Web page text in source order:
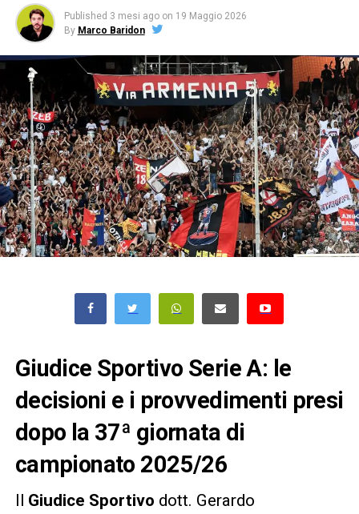
Published 3 mesi ago on 19 Maggio 2026
By Marco Baridon
Giudice Sportivo Serie A: le
decisioni e i provvedimenti presi
dopo la 37ª giornata di
campionato 2025/26
Il Giudice Sportivo dott. Gerardo